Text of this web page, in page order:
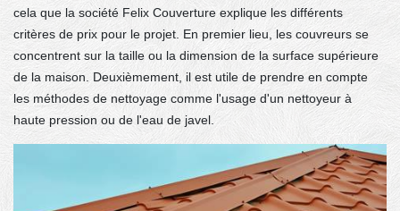
cela que la société Felix Couverture explique les différents
critères de prix pour le projet. En premier lieu, les couvreurs se
concentrent sur la taille ou la dimension de la surface supérieure
de la maison. Deuxièmement, il est utile de prendre en compte
les méthodes de nettoyage comme l'usage d'un nettoyeur à
haute pression ou de l'eau de javel.